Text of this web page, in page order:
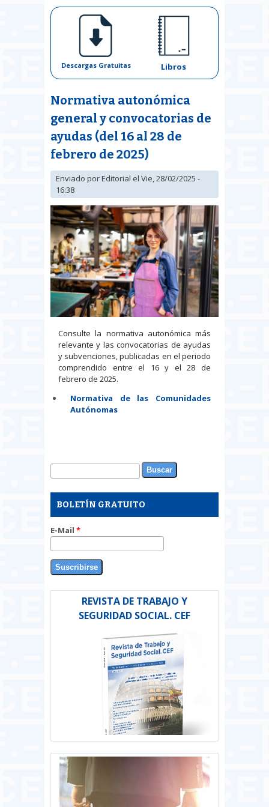
Descargas Gratuitas Libros
Normativa autonómica
general y convocatorias de
ayudas (del 16 al 28 de
febrero de 2025)
Enviado porEditorial el Vie, 28/02/2025 -
16:38
Consulte la normativa autonómica más
relevante y las convocatorias de ayudas
y subvenciones, publicadas en el periodo
comprendido entre el 16 y el 28 de
febrero de 2025.
Normativa de las Comunidades
Autónomas
Formulario de búsqueda
Buscar
BOLETÍN GRATUITO
E-Mail *
REVISTA DE TRABAJO Y
SEGURIDAD SOCIAL. CEF